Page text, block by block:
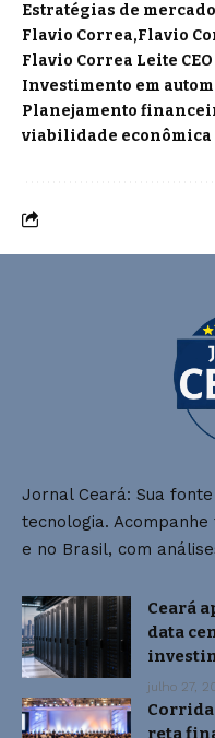
Estratégias de mercado
Flavio Correa Flavio
Flavio Correa Leite
Investimento em
Planejamento
viabilidade econômica
Jornal Ceará: Sua
tecnologia.
e no Brasil, com
Ceará
data
julho 27,
reta